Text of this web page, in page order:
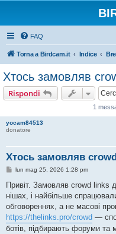
FAQ
Torna a Birdcam.it Indice
Хтось замовляв
Rispondi
1
yocam84513
donatore
Хтось замовляв
M
s
a
g
i
o
lun mag 25, 2026 1:28 pm
Привіт. Замовляв crowd links
нішах, і найбільше
обговореннях, а не масові
https://thelinks.pro/crowd —
ботів, підбирають форуми та